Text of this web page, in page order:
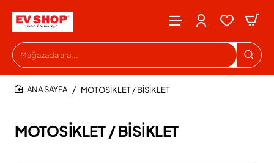
Mağazada
ara...
MOTOSİKLET / BİSİKLET
MOTOSİKLET / BİSİKLET